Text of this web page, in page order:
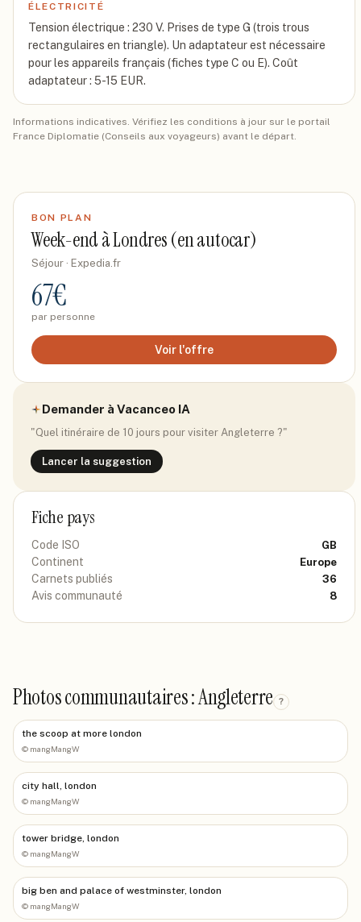
ÉLECTRICITÉ
Tension électrique : 230 V. Prises de type G (trois trous
rectangulaires en triangle). Un adaptateur est nécessaire
pour les appareils français (fiches type C ou E). Coût
adaptateur : 5-15 EUR.
Informations indicatives. Vérifiez les conditions à jour sur le portail
France Diplomatie (Conseils aux voyageurs) avant le départ.
BON PLAN
Week-end à Londres (en autocar)
Séjour · Expedia.fr
67€
par personne
Voir l'offre
Demander à Vacanceo IA
"Quel itinéraire de 10 jours pour visiter Angleterre ?"
Lancer la suggestion
Fiche pays
Code ISO GB
Continent Europe
Carnets publiés 36
Avis communauté 8
Photos communautaires : Angleterre ?
the scoop at more london
© mangMangW
city hall, london
© mangMangW
tower bridge, london
© mangMangW
big ben and palace of westminster, london
© mangMangW